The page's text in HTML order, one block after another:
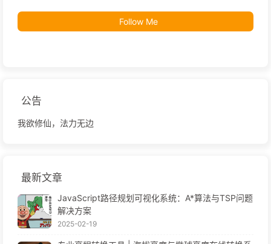
Follow Me
公告
我欲修仙，法力无边
最新文章
JavaScript路径规划可视化系统：A*算法与TSP问题
解决方案
2025-02-19